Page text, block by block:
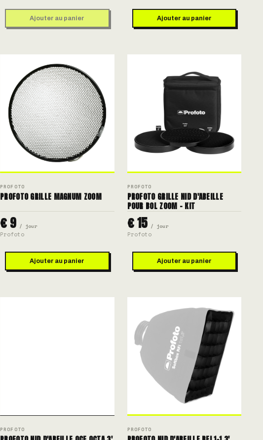
Ajouter au panier Ajouter au panier
PROFOTO
PROFOTO GRILLE MAGNUM ZOOM
€ 9 / jour
Profoto
Ajouter au panier
PROFOTO
PROFOTO GRILLE NID D'ABEILLE
POUR BOL ZOOM - KIT
€ 15 / jour
Profoto
Ajouter au panier
PROFOTO PROFOTO